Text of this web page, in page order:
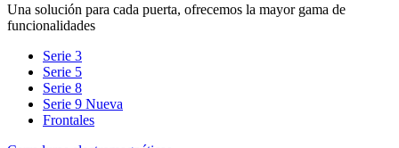
Una solución para cada puerta, ofrecemos la mayor gama de
funcionalidades
Serie 3
Serie 5
Serie 8
Serie 9 Nueva
Frontales